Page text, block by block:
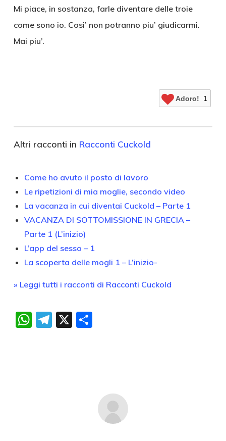
Mi piace, in sostanza, farle diventare delle troie
come sono io. Cosi’ non potranno piu’ giudicarmi.
Mai piu’.
Adoro! 1
Altri racconti in Racconti Cuckold
Come ho avuto il posto di lavoro
Le ripetizioni di mia moglie, secondo video
La vacanza in cui diventai Cuckold – Parte 1
VACANZA DI SOTTOMISSIONE IN GRECIA –
Parte 1 (L’inizio)
L’app del sesso – 1
La scoperta delle mogli 1 – L’inizio-
» Leggi tutti i racconti di Racconti Cuckold
WhatsApp
Telegram
X Condividi